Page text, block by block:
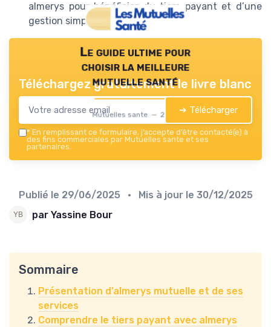
almerys pour bénéficier du tiers payant et d’une
gestion simplifiée
Le guide ultime pour
choisir la meilleure
mutuelle santé
Mutuelles sante — 2026
Téléchargez gratuitement le livre blanc
➔ Télécharger
* En remplissant ce formulaire, j’accepte d’être contacté(e) à
des fins commerciales par Mutuelles sante et ses
partenaires.
Publié le 29/06/2025 • Mis à jour le 30/12/2025
par Yassine Bour
Sommaire
Présentation d’almerys mutuelle et de ses
services
Comprendre le tiers payant avec almerys